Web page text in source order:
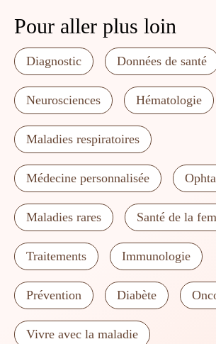
Pour aller plus loin
Diagnostic Données de santé
Neurosciences Hématologie
Maladies respiratoires
Médecine personnalisée
Maladies rares Santé de la
Traitements Immunologie
Prévention Diabète
Vivre avec la maladie